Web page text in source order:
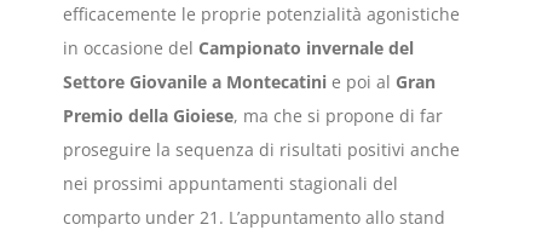
efficacemente le proprie potenzialità agonistiche
in occasione del Campionato invernale del
Settore Giovanile a Montecatini e poi al Gran
Premio della Gioiese, ma che si propone di far
proseguire la sequenza di risultati positivi anche
nei prossimi appuntamenti stagionali del
comparto under 21. L’appuntamento allo stand